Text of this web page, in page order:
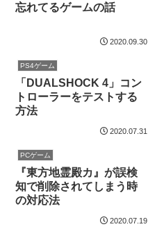
忘れてるゲームの話
2020.09.30
PS4ゲーム
「DUALSHOCK 4」コン
トローラーをテストする
方法
2020.07.31
PCゲーム
『東方地霊殿カ』が誤検
知で削除されてしまう時
の対応法
2020.07.19